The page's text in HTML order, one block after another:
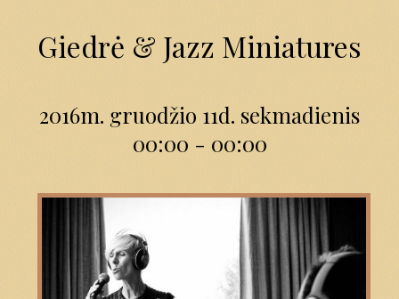
Giedrė & Jazz Miniatures
2016m. gruodžio 11d. sekmadienis
00:00 - 00:00